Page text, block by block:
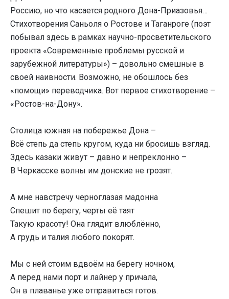
Россию, но что касается родного Дона-Приазовья…
Стихотворения Саньоля о Ростове и Таганроге (поэт
побывал здесь в рамках научно-просветительского
проекта «Современные проблемы русской и
зарубежной литературы») – довольно смешные в
своей наивности. Возможно, не обошлось без
«помощи» переводчика. Вот первое стихотворение –
«Ростов-на-Дону».
Столица южная на побережье Дона –
Всё степь да степь кругом, куда ни бросишь взгляд.
Здесь казаки живут – давно и непреклонно –
В Черкасске волны им донские не грозят.
А мне навстречу черноглазая мадонна
Спешит по берегу, черты её таят
Такую красоту! Она глядит влюблённо,
А грудь и талия любого покорят.
Мы с ней стоим вдвоём на берегу ночном,
А перед нами порт и лайнер у причала,
Он в плаванье уже отправиться готов.